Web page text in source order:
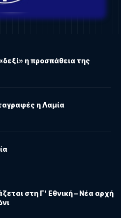
η προσπάθεια της
η Λαμία
στη Γ’ Εθνική – Νέα αρχή